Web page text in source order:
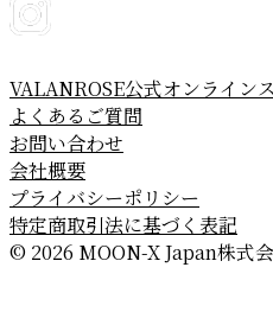
VALANROSE公式オンライン
よくあるご質問
お問い合わせ
会社概要
プライバシーポリシー
特定商取引法に基づく表記
© 2026 MOON-X Japan株式